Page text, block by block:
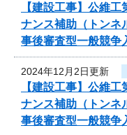
【建設工事】公維
ナンス補助（トンネ
事後審査型一般競争
2024年12月2日更新
【建設工事】公維
ナンス補助（トンネ
事後審査型一般競争